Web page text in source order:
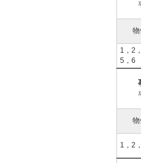
物
1，2
5，6
物
1，2